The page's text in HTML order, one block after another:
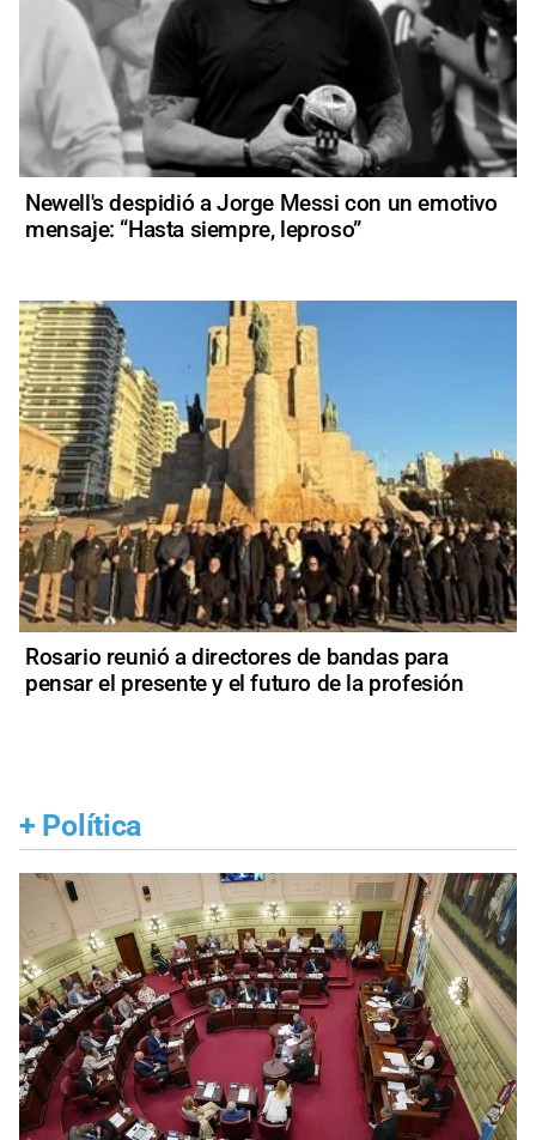
Newell's despidió a Jorge Messi con un emotivo
mensaje: “Hasta siempre, leproso”
Rosario reunió a directores de bandas para
pensar el presente y el futuro de la profesión
+ Política